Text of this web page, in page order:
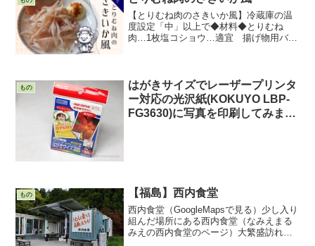
【とりむね肉のさきいか風】冷蔵庫の温
度設定「中」以上で◆材料◆とりむね
肉…1枚塩コショウ…適宜 揚げ物用バッ
イス（冷蔵庫に場...
もの
はがきサイズでレーザープリンタ
ー対応の光沢紙(KOKUYO LBP-
FG3630)に写真を印刷してみまし
もの 【福島】西内食堂
西内食堂（GoogleMapsで見る）少し入り
組んだ場所にある西内食堂（なみえまる
みえの西内食堂のページ）大繁盛訪れた